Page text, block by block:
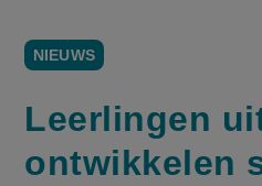
NIEUWS
Leerlingen
ontwikkelen